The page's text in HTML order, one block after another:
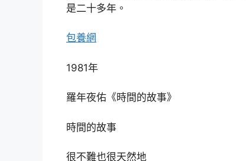
是二十多年。
包養網
1981年
羅年夜佑《時間的故事》
時間的故事
很不難也很天然地